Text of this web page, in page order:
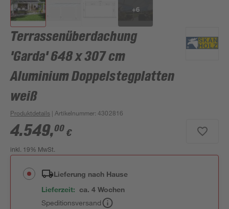
+6
Terrassenüberdachung
'Garda' 648 x 307 cm
Aluminium Doppelstegplatten
weiß
Produktdetails | Artikelnummer:4302816
4.549,00 €
inkl. 19% MwSt.
Lieferung nach Hause
Lieferzeit: ca. 4 Wochen
Speditionsversand